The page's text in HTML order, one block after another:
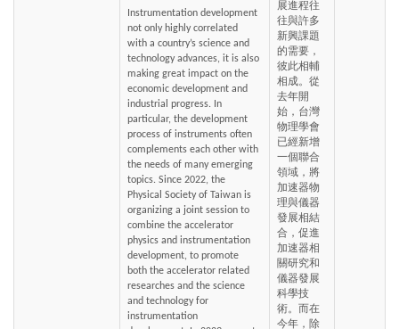
Instrumentation development
not only highly correlated
with a country’s science and
technology advances, it is also
making great impact on the
economic development and
industrial progress. In
particular, the development
process of instruments often
complements each other with
the needs of many emerging
topics. Since 2022, the
Physical Society of Taiwan is
organizing a joint session to
combine the accelerator
physics and instrumentation
development, to promote
both the accelerator related
researches and the science
and technology for
instrumentation
展進程往
往與許多
新興課題
的需要，
彼此相輔
相成。從
去年開
始，台灣
物理學會
已經新增
一個聯合
領域，將
加速器物
理與儀器
發展相結
合，促進
加速器相
關研究和
儀器發展
科學技
術。而在
今年，除